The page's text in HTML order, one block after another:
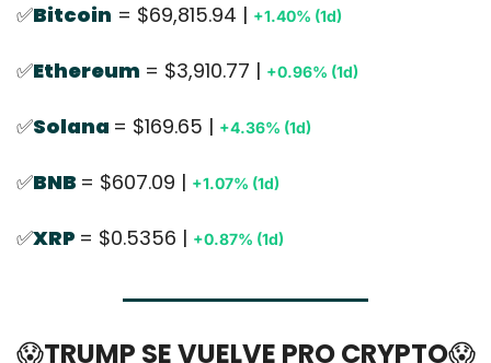
✅Bitcoin = $69,815.94 | +1.40% (1d)
✅Ethereum = $3,910.77 | +0.96% (1d)
✅Solana = $169.65 | +4.36% (1d)
✅BNB = $607.09 | +1.07% (1d)
✅XRP = $0.5356 | +0.87% (1d)
😱TRUMP SE VUELVE PRO CRYPTO😱